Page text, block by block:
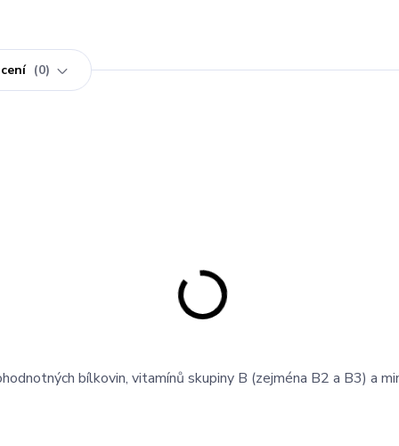
0
bílkovin, vitamínů skupiny B (zejména B2 a B3) a